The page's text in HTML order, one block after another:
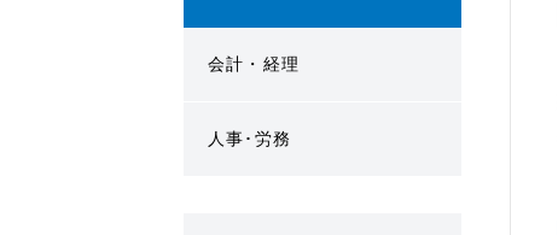
会計・経理
人事･労務